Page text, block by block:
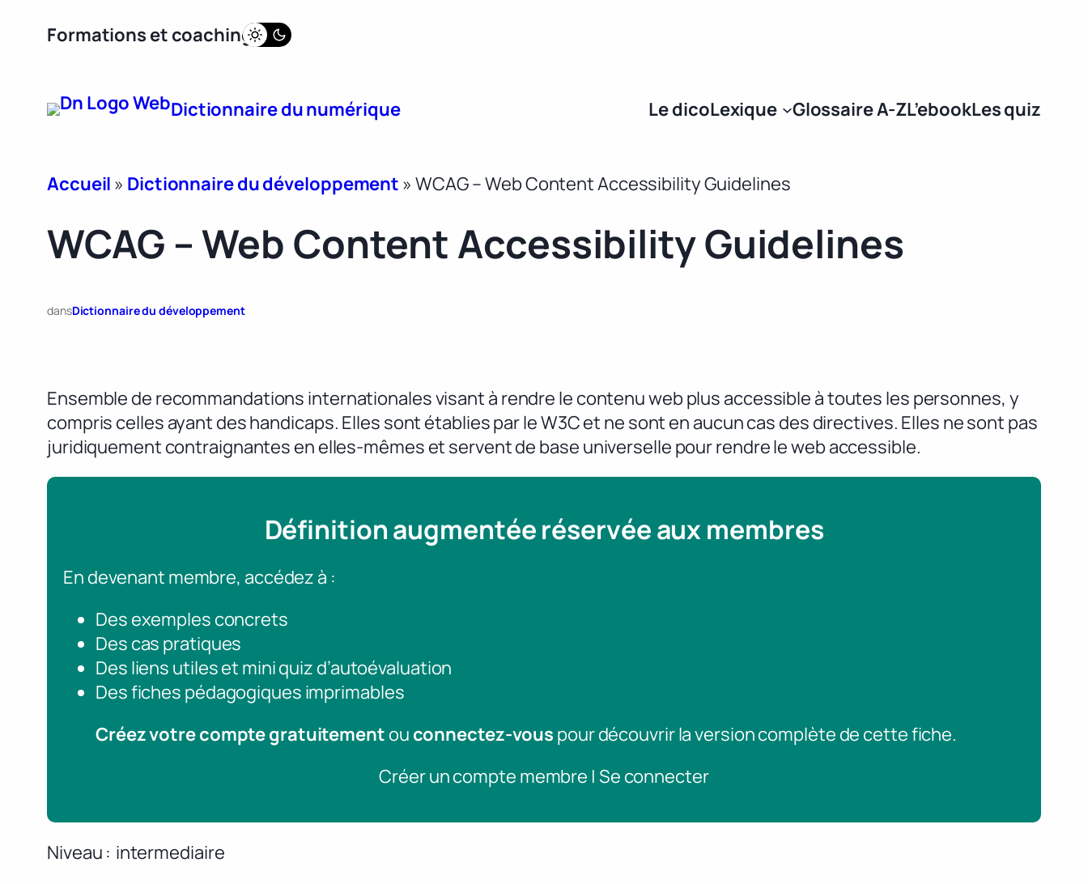
Formations et coaching
Dictionnaire du numérique Le dicoLexique Glossaire A-ZL’ebookLes quiz
Accueil » Dictionnaire du développement » WCAG – Web Content Accessibility Guidelines
WCAG – Web Content Accessibility Guidelines
dansDictionnaire du développement
Ensemble de recommandations internationales visant à rendre le contenu web plus accessible à toutes les personnes, y
compris celles ayant des handicaps. Elles sont établies par le W3C et ne sont en aucun cas des directives. Elles ne sont pas
juridiquement contraignantes en elles-mêmes et servent de base universelle pour rendre le web accessible.
Définition augmentée réservée aux membres
En devenant membre, accédez à :
Des exemples concrets
Des cas pratiques
Des liens utiles et mini quiz d’autoévaluation
Des fiches pédagogiques imprimables
Créez votre compte gratuitement ou connectez-vous pour découvrir la version complète de cette fiche.
Créer un compte membre | Se connecter
Niveau intermediaire